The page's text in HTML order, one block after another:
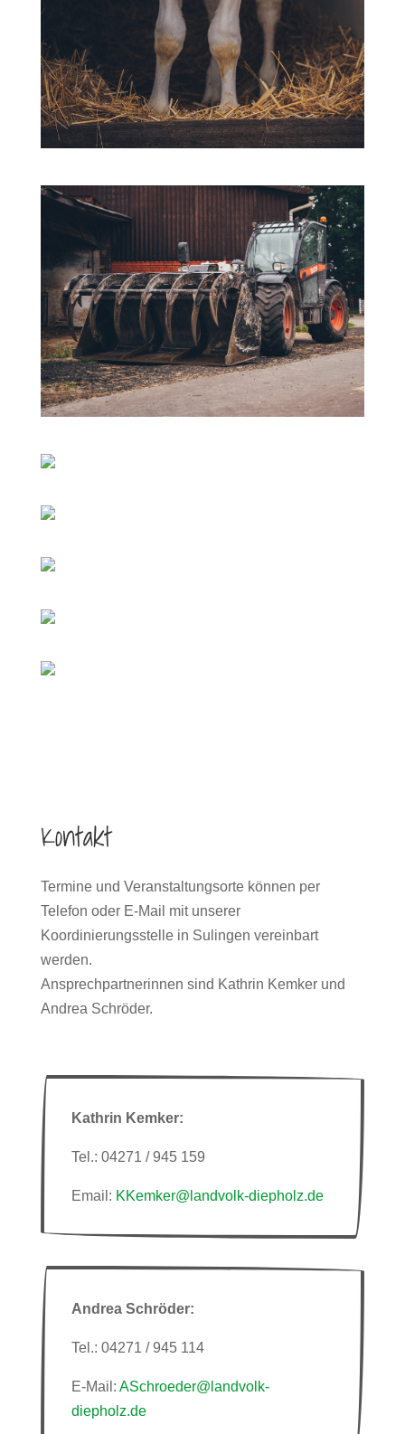
Kontakt
Termine und Veranstaltungsorte können per
Telefon oder E-Mail mit unserer
Koordinierungsstelle in Sulingen vereinbart
werden.
Ansprechpartnerinnen sind Kathrin Kemker und
Andrea Schröder.
Kathrin Kemker:
Tel.: 04271 / 945 159
Email: KKemker@landvolk-diepholz.de
Andrea Schröder:
Tel.: 04271 / 945 114
E-Mail: ASchroeder@landvolk-
diepholz.de